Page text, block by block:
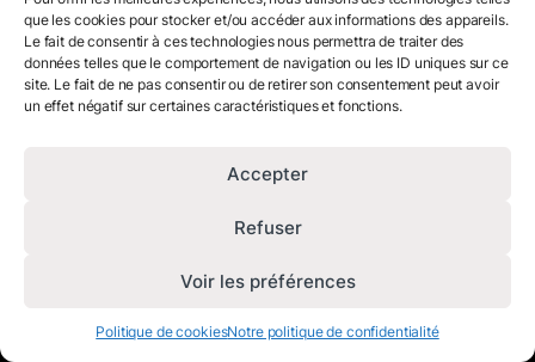
que les cookies pour stocker et/ou accéder aux informations des appareils.
Le fait de consentir à ces technologies nous permettra de traiter des
données telles que le comportement de navigation ou les ID uniques sur ce
site. Le fait de ne pas consentir ou de retirer son consentement peut avoir
un effet négatif sur certaines caractéristiques et fonctions.
Accepter
Refuser
Voir les préférences
Politique de cookiesNotre politique de confidentialité